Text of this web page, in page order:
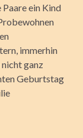
ein Kind
immerhin
ganz
Geburtstag